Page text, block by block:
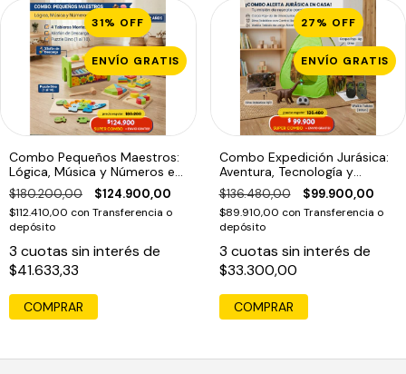
31% OFF
ENVÍO GRATIS
Combo Pequeños Maestros:
Lógica, Música y Números en
Madera (2 años+)
$180.200,00 $124.900,00
$112.410,00 con Transferencia o
depósito
3 cuotas sin interés de
$41.633,33
27% OFF
ENVÍO GRATIS
Combo Expedición Jurásica:
Aventura, Tecnología y
Comunicación (4 años+)
$136.480,00 $99.900,00
$89.910,00 con Transferencia o
depósito
3 cuotas sin interés de
$33.300,00